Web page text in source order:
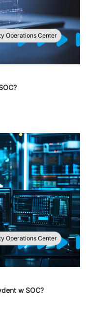
Operations Center
Operations Center
w SOC?